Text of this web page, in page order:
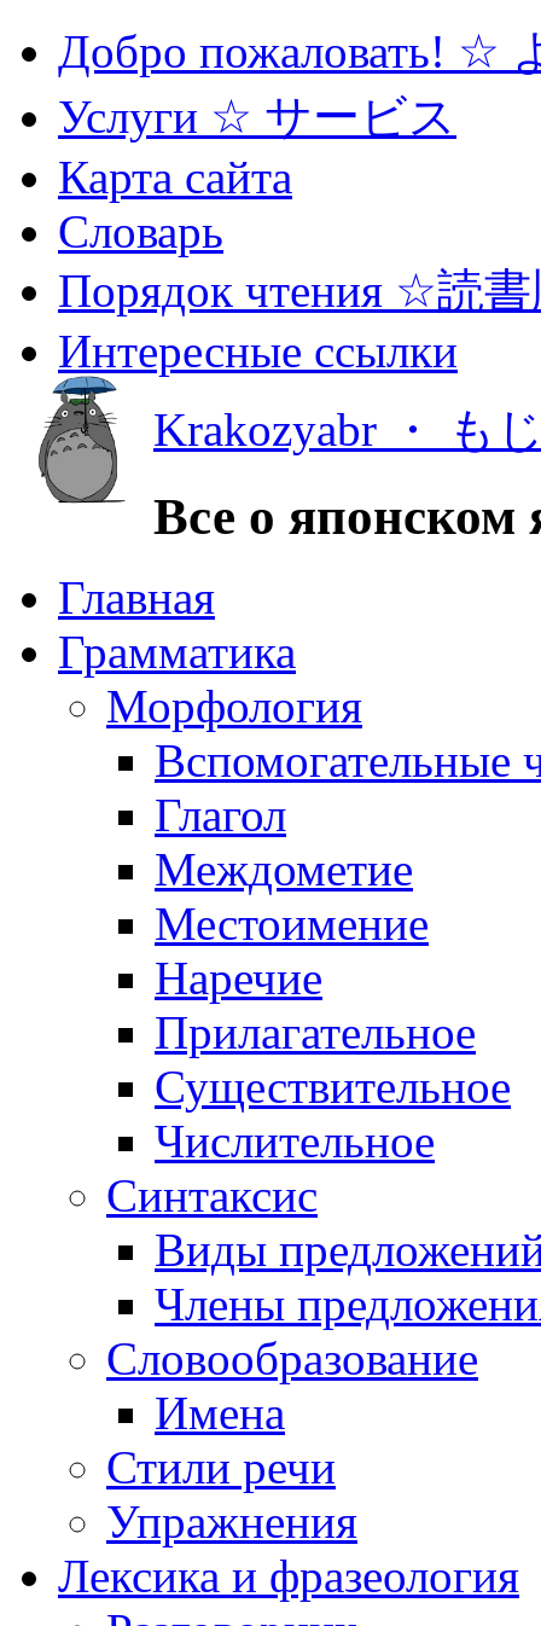
Добро пожаловать! ☆
Услуги ☆ サービス
Карта сайта
Словарь
Порядок чтения ☆読
Интересные ссылки
Krakozyabr ・ も
Все о японском
Главная
Грамматика
Морфология
Вспомогательные
Глагол
Междометие
Местоимение
Наречие
Прилагательное
Существительное
Числительное
Синтаксис
Виды
Члены
Словообразование
Имена
Стили речи
Упражнения
Лексика и фразеология